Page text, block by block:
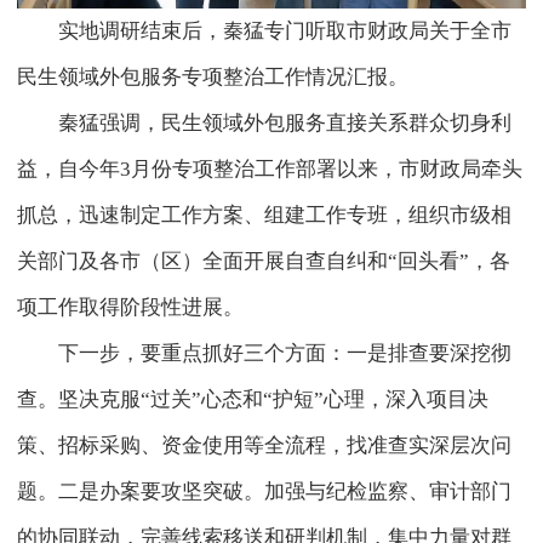
实地调研结束后，秦猛专门听取市财政局关于全市
民生领域外包服务专项整治工作情况汇报。
秦猛强调，民生领域外包服务直接关系群众切身利
益，自今年3月份专项整治工作部署以来，市财政局牵头
抓总，迅速制定工作方案、组建工作专班，组织市级相
关部门及各市（区）全面开展自查自纠和“回头看”，各
项工作取得阶段性进展。
下一步，要重点抓好三个方面：一是排查要深挖彻
查。坚决克服“过关”心态和“护短”心理，深入项目决
策、招标采购、资金使用等全流程，找准查实深层次问
题。二是办案要攻坚突破。加强与纪检监察、审计部门
的协同联动，完善线索移送和研判机制，集中力量对群